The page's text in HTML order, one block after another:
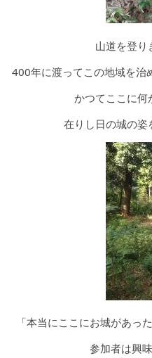
山道を登り
400年に渡ってこの地域を治
かつてここに何
在りし日の城の姿
「本当にここにお城があっ
参加者は興